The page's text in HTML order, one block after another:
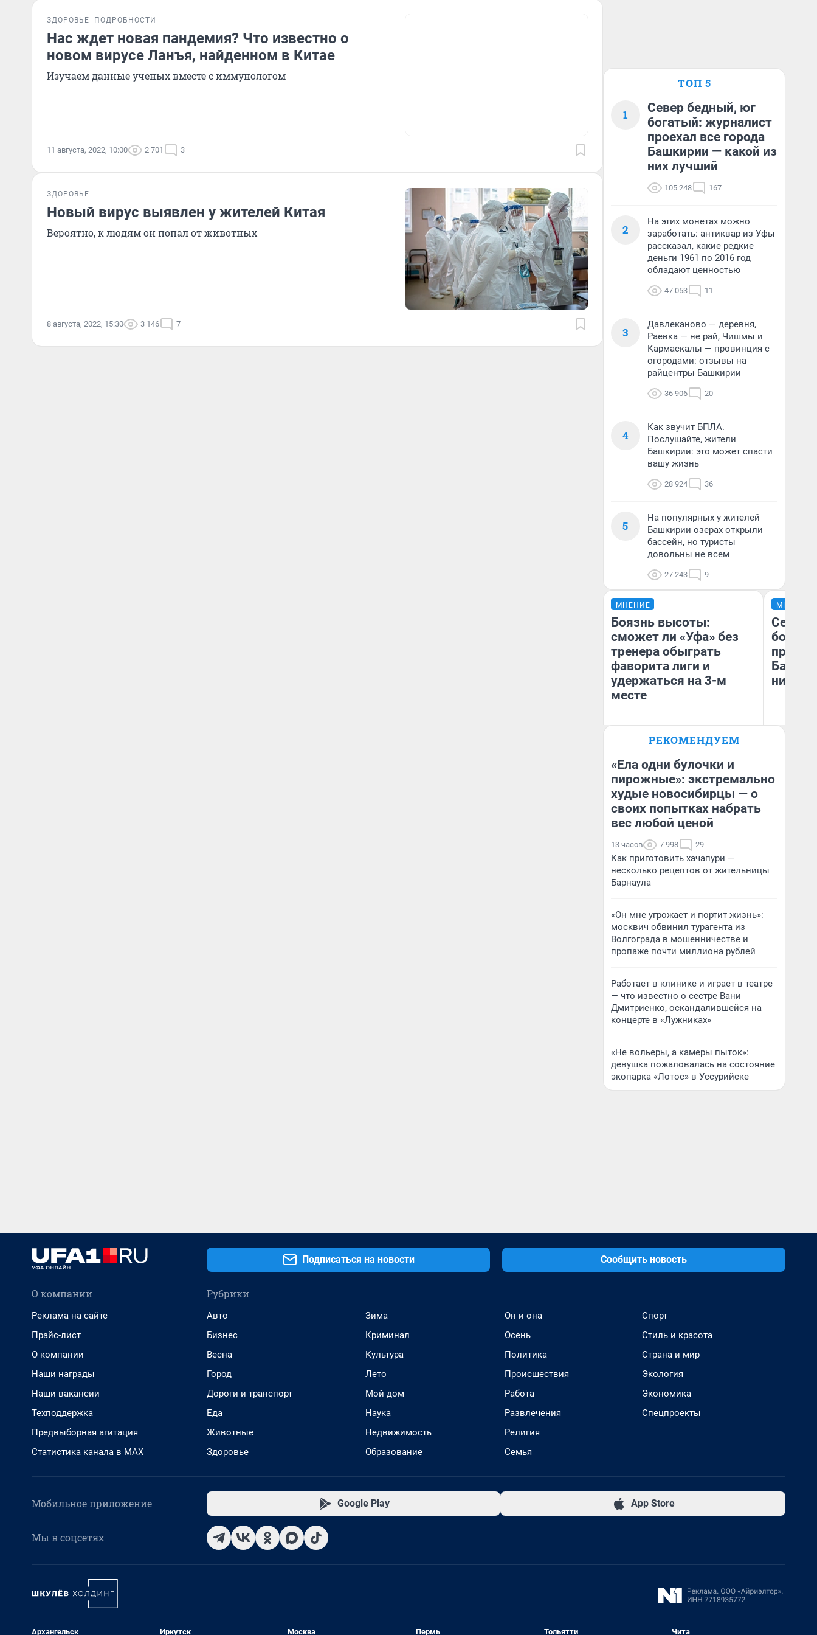
ЗДОРОВЬЕ ПОДРОБНОСТИ
Нас ждет новая пандемия? Что известно о
новом вирусе Ланъя, найденном в Китае
Изучаем данные ученых вместе с иммунологом
11 августа, 2022, 10:00 2 701 3
ЗДОРОВЬЕ
Новый вирус выявлен у жителей Китая
Вероятно, к людям он попал от животных
8 августа, 2022, 15:30 3 146 7
ТОП 5
1
Север бедный, юг
богатый: журналист
проехал все города
Башкирии — какой из
них лучший
105 248 167
2
На этих монетах можно
заработать: антиквар из Уфы
рассказал, какие редкие
деньги 1961 по 2016 год
обладают ценностью
47 053 11
3
Давлеканово — деревня,
Раевка — не рай, Чишмы и
Кармаскалы — провинция с
огородами: отзывы на
райцентры Башкирии
36 906 20
4
Как звучит БПЛА.
Послушайте, жители
Башкирии: это может спасти
вашу жизнь
28 924 36
5
На популярных у жителей
Башкирии озерах открыли
бассейн, но туристы
довольны не всем
27 243 9
МНЕНИЕ
Боязнь высоты:
сможет ли «Уфа» без
тренера обыграть
фаворита лиги и
удержаться на 3-м
месте
Антон Селиверстов
МНЕНИЕ
Север
них
РЕКОМЕНДУЕМ
«Ела одни булочки и
пирожные»: экстремально
худые новосибирцы — о
своих попытках набрать
вес любой ценой
13 часов 7 998 29
Как приготовить хачапури —
несколько рецептов от жительницы
Барнаула
«Он мне угрожает и портит жизнь»:
москвич обвинил турагента из
Волгограда в мошенничестве и
пропаже почти миллиона рублей
Работает в клинике и играет в театре
— что известно о сестре Вани
Дмитриенко, оскандалившейся на
концерте в «Лужниках»
«Не вольеры, а камеры пыток»:
девушка пожаловалась на состояние
экопарка «Лотос» в Уссурийске
Подписаться на новости Сообщить новость
О компании
Реклама на сайте
Прайс-лист
О компании
Наши награды
Наши вакансии
Техподдержка
Предвыборная агитация
Статистика канала в MAX
Рубрики
Авто
Бизнес
Весна
Город
Дороги и транспорт
Еда
Животные
Здоровье
Зима
Криминал
Культура
Лето
Мой дом
Наука
Недвижимость
Образование
Он и она
Осень
Политика
Происшествия
Работа
Развлечения
Религия
Семья
Спорт
Стиль и красота
Страна и мир
Экология
Экономика
Спецпроекты
Мобильное приложение Google Play App Store
Мы в соцсетях
Архангельск Иркутск Москва Пермь Тольятти Чита